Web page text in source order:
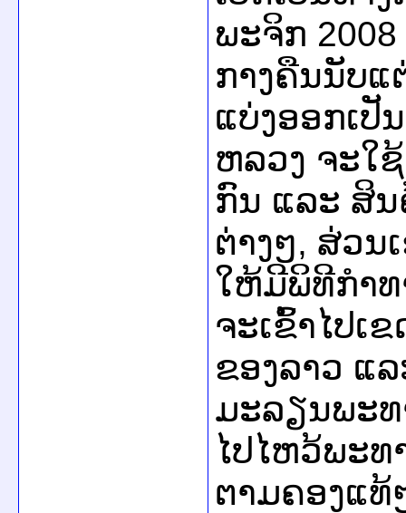
ພະຈິກ
ກາງຄືນນັບແ
ແບ່ງອອກເປັ
ຫລວງ ຈະໃ
ກົນ ແລະ ສິ
ຕ່າງໆ, ສ່ວນ
ໃຫ້ມີພິທີກຳ
ຈະເຂົ້າໄປເ
ຂອງລາວ ແ
ມະລຽນພະ
ໄປໄຫວ້ພະ
ຕາມຄອງແທ້